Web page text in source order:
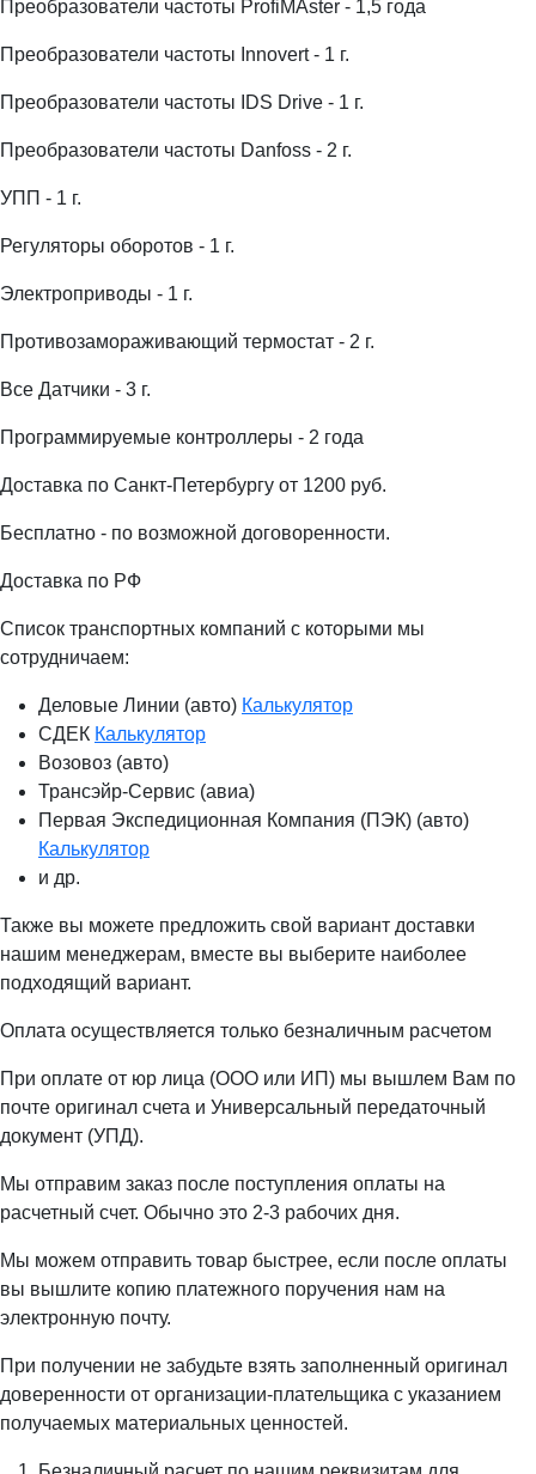
Преобразователи частоты ProfiMAster - 1,5 года
Преобразователи частоты Innovert - 1 г.
Преобразователи частоты IDS Drive - 1 г.
Преобразователи частоты Danfoss - 2 г.
УПП - 1 г.
Регуляторы оборотов - 1 г.
Электроприводы - 1 г.
Противозамораживающий термостат - 2 г.
Все Датчики - 3 г.
Программируемые контроллеры - 2 года
Доставка по Санкт-Петербургу от 1200 руб.
Бесплатно - по возможной договоренности.
Доставка по РФ
Список транспортных компаний с которыми мы
сотрудничаем:
Деловые Линии (авто) Калькулятор
СДЕК Калькулятор
Возовоз (авто)
Трансэйр-Сервис (авиа)
Первая Экспедиционная Компания (ПЭК) (авто)
Калькулятор
и др.
Также вы можете предложить свой вариант доставки
нашим менеджерам, вместе вы выберите наиболее
подходящий вариант.
Оплата осуществляется только безналичным расчетом
При оплате от юр лица (ООО или ИП) мы вышлем Вам по
почте оригинал счета и Универсальный передаточный
документ (УПД).
Мы отправим заказ после поступления оплаты на
расчетный счет. Обычно это 2-3 рабочих дня.
Мы можем отправить товар быстрее, если после оплаты
вы вышлите копию платежного поручения нам на
электронную почту.
При получении не забудьте взять заполненный оригинал
доверенности от организации-плательщика с указанием
получаемых материальных ценностей.